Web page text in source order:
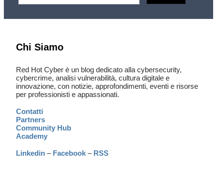
Chi Siamo
Red Hot Cyber è un blog dedicato alla cybersecurity,
cybercrime, analisi vulnerabilità, cultura digitale e
innovazione, con notizie, approfondimenti, eventi e risorse
per professionisti e appassionati.
Contatti
Partners
Community Hub
Academy
Linkedin – Facebook – RSS